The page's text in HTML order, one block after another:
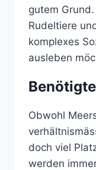
gutem
Rudeltiere
komplexes
ausleben
Obwohl
doch viel
werden